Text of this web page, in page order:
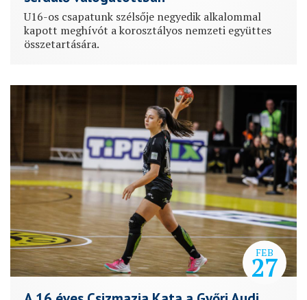
U16-os csapatunk szélsője negyedik alkalommal
kapott meghívót a korosztályos nemzeti együttes
összetartására.
FEB
27